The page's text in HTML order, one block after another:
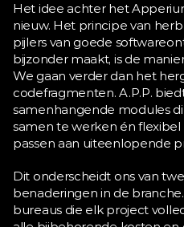
Het idee achter het
nieuw. Het principe van
pijlers van goede
bijzonder maakt, is de
We gaan verder dan het
codefragmenten. A.P.P.
samenhangende modules
samen te werken én
passen aan uiteenlopende
Dit onderscheidt ons van
benaderingen in de
bureaus die elk project